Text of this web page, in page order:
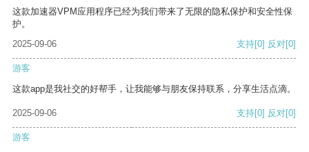
这款加速器VPM应用程序已经为我们带来了无限的隐私保护和安全性保
护。
2025-09-06
支持[0] 反对[0]
游客
这款app是我社交的好帮手，让我能够与朋友保持联系，分享生活点滴。
2025-09-06 支持[0] 反对[0]
游客